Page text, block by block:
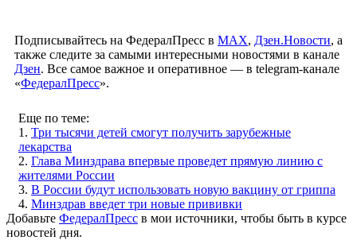
Подписывайтесь на ФедералПресс в МАХ, Дзен.Новости, а
также следите за самыми интересными новостями в канале
Дзен. Все самое важное и оперативное — в telegram-канале
«ФедералПресс».
Еще по теме:
1. Три тысячи детей смогут получить зарубежные
лекарства
2. Глава Минздрава впервые проведет прямую линию с
жителями России
3. В России будут использовать новую вакцину от гриппа
4. Минздрав введет три новые прививки
Добавьте ФедералПресс в мои источники, чтобы быть в курсе
новостей дня.